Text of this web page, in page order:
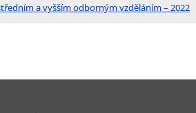
a vyšším odborným vzděláním – 2022